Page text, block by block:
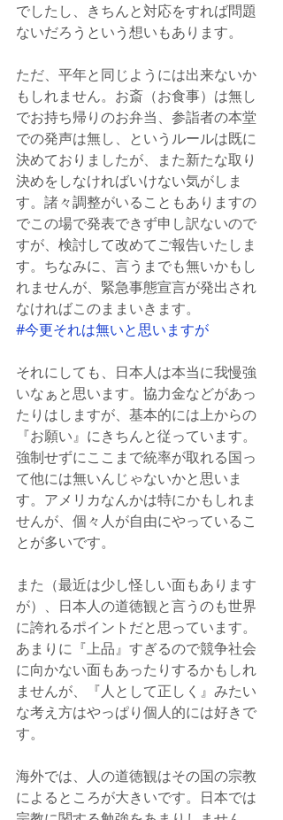
でしたし、きちんと対応をすれば問題
ないだろうという想いもあります。
ただ、平年と同じようには出来ないか
もしれません。お斎（お食事）は無し
でお持ち帰りのお弁当、参詣者の本堂
での発声は無し、というルールは既に
決めておりましたが、また新たな取り
決めをしなければいけない気がしま
す。諸々調整がいることもありますの
でこの場で発表できず申し訳ないので
すが、検討して改めてご報告いたしま
す。ちなみに、言うまでも無いかもし
れませんが、緊急事態宣言が発出され
なければこのままいきます。
#今更それは無いと思いますが
それにしても、日本人は本当に我慢強
いなぁと思います。協力金などがあっ
たりはしますが、基本的には上からの
『お願い』にきちんと従っています。
強制せずにここまで統率が取れる国っ
て他には無いんじゃないかと思いま
す。アメリカなんかは特にかもしれま
せんが、個々人が自由にやっているこ
とが多いです。
また（最近は少し怪しい面もあります
が）、日本人の道徳観と言うのも世界
に誇れるポイントだと思っています。
あまりに『上品』すぎるので競争社会
に向かない面もあったりするかもしれ
ませんが、『人として正しく』みたい
な考え方はやっぱり個人的には好きで
す。
海外では、人の道徳観はその国の宗教
によるところが大きいです。日本では